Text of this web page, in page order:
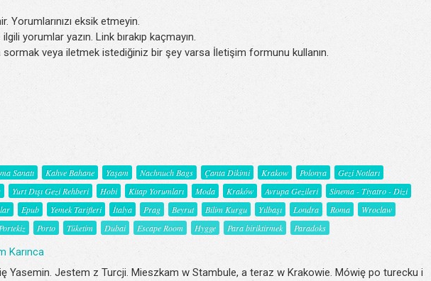
Yorumlarınızı eksik etmeyin.
yorumlar yazın. Link bırakıp kaçmayın.
sormak veya iletmek istediğiniz bir şey varsa İletişim formunu kullanın.
Sanatı Kahve Bahane Yaşam Nachnuch Bags Çanta Dikimi Krakow Polonya
Gezi Notları
Yurt Dışı Gezi Rehberi Hobi Kitap Yorumları Moda Kraków Avrupa Gezileri
Sinema - Tiyatro - Dizi
Epub Yemek Tarifleri İtalya Prag Beyrut Bilim Kurgu Yılbaşı Londra Roma
Wroclaw
Porto Tüketim Dubai Escape Room Hygge Para biriktirmek Paradoks
Karınca
Yasemin. Jestem z Turcji. Mieszkam w Stambule, a teraz w Krakowie. Mówię po turecku i